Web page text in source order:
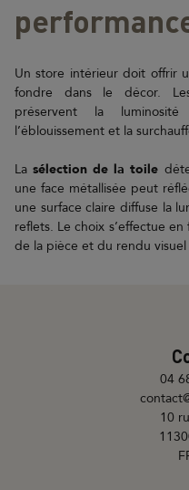
Un store intérieur doit offrir
fondre dans le décor.
préservent la
l’éblouissement et la
Lasélection de la toile
une face métallisée peut
une surface claire diffuse la
reflets. Le choix s’effectue
de la pièce et du rendu visuel
04
10